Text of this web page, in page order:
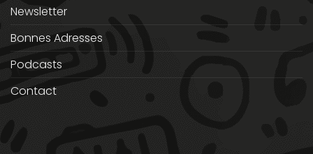
Newsletter
Bonnes Adresses
Podcasts
Contact